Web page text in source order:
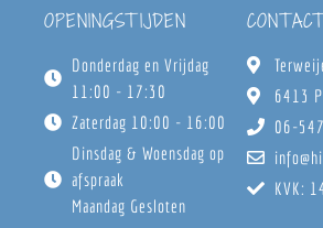
OPENINGSTIJDEN
Donderdag en Vrijdag
11:00 - 17:30
Zaterdag 10:00 - 16:00
Dinsdag & Woensdag op
afspraak
Maandag Gesloten
6413
06-
KVK: